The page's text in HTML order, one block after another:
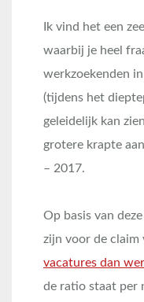
Ik vind het een
waarbij je heel
werkzoekenden
(tijdens het
geleidelijk kan
grotere krapte
– 2017.
Op basis van
zijn voor de claim
vacatures dan
de ratio staat per